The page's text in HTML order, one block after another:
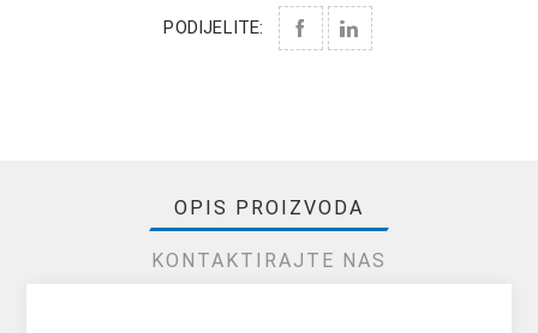
PODIJELITE:
OPIS PROIZVODA
KONTAKTIRAJTE NAS